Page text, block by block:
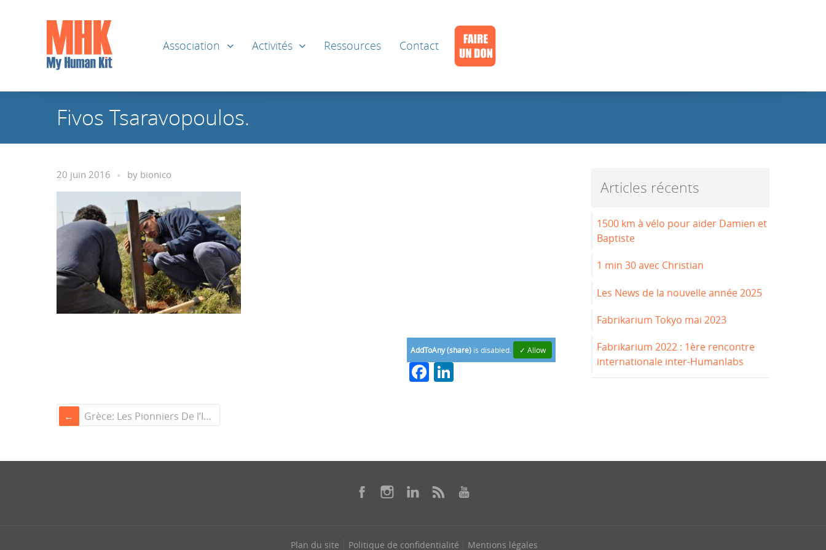
Association Activités Ressources Contact
Fivos Tsaravopoulos.
20 juin 2016 by bionico
AddToAny (share) is disabled. ✓ Allow
Facebook
Grèce: Les Pionniers De l’Innovation Sociale à l’Institut Français d’Athènes
Articles récents
1500 km à vélo pour aider Damien et
Baptiste
1 min 30 avec Christian
Les News de la nouvelle année 2025
Fabrikarium Tokyo mai 2023
Fabrikarium 2022 : 1ère rencontre
internationale inter-Humanlabs
Plan du site Politique de confidentialité Mentions légales